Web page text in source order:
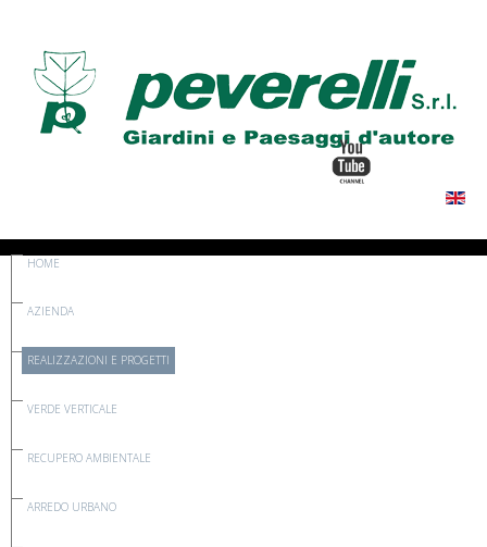
HOME
AZIENDA
REALIZZAZIONI E PROGETTI
VERDE VERTICALE
RECUPERO AMBIENTALE
ARREDO URBANO